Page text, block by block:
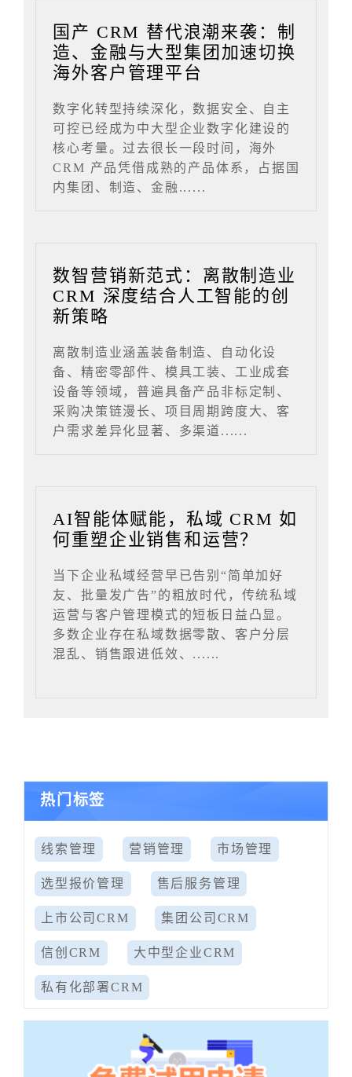
国产 CRM 替代浪潮来袭：制
造、金融与大型集团加速切换
海外客户管理平台
数字化转型持续深化，数据安全、自主
可控已经成为中大型企业数字化建设的
核心考量。过去很长一段时间，海外
CRM 产品凭借成熟的产品体系，占据国
内集团、制造、金融......
数智营销新范式：离散制造业
CRM 深度结合人工智能的创
新策略
离散制造业涵盖装备制造、自动化设
备、精密零部件、模具工装、工业成套
设备等领域，普遍具备产品非标定制、
采购决策链漫长、项目周期跨度大、客
户需求差异化显著、多渠道......
AI智能体赋能，私域 CRM 如
何重塑企业销售和运营？
当下企业私域经营早已告别“简单加好
友、批量发广告”的粗放时代，传统私域
运营与客户管理模式的短板日益凸显。
多数企业存在私域数据零散、客户分层
混乱、销售跟进低效、......
热门标签
线索管理 营销管理 市场管理
选型报价管理 售后服务管理
上市公司CRM 集团公司CRM
信创CRM 大中型企业CRM
私有化部署CRM